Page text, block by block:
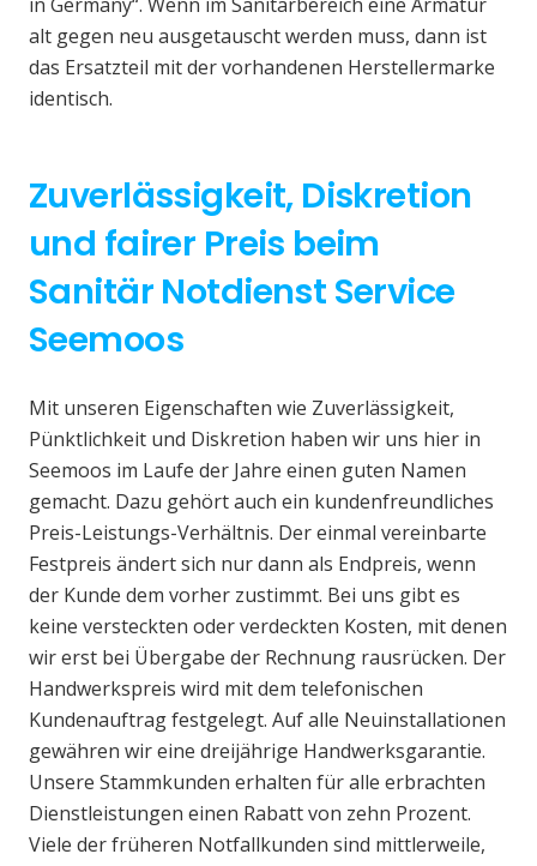
alt gegen neu ausgetauscht werden muss, dann ist
das Ersatzteil mit der vorhandenen Herstellermarke
identisch.
Zuverlässigkeit, Diskretion
und fairer Preis beim
Sanitär Notdienst Service
Seemoos
Mit unseren Eigenschaften wie Zuverlässigkeit,
Pünktlichkeit und Diskretion haben wir uns hier in
Seemoos im Laufe der Jahre einen guten Namen
gemacht. Dazu gehört auch ein kundenfreundliches
Preis-Leistungs-Verhältnis. Der einmal vereinbarte
Festpreis ändert sich nur dann als Endpreis, wenn
der Kunde dem vorher zustimmt. Bei uns gibt es
keine versteckten oder verdeckten Kosten, mit denen
wir erst bei Übergabe der Rechnung rausrücken. Der
Handwerkspreis wird mit dem telefonischen
Kundenauftrag festgelegt. Auf alle Neuinstallationen
gewähren wir eine dreijährige Handwerksgarantie.
Unsere Stammkunden erhalten für alle erbrachten
Dienstleistungen einen Rabatt von zehn Prozent.
Viele der früheren Notfallkunden sind mittlerweile,